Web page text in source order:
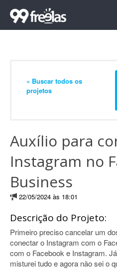
« Buscar todos os
projetos
Auxílio para
Instagram no
Business
22/05/2024 às 18:01
Descrição do Projeto:
Primeiro preciso cancelar um
conectar o Instagram com o
com o Facebook e Instagram.
misturei tudo e agora não sei o